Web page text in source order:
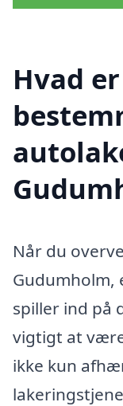
Hvad
Når du
Gudumholm,
spiller ind på
vigtigt at
ikke kun